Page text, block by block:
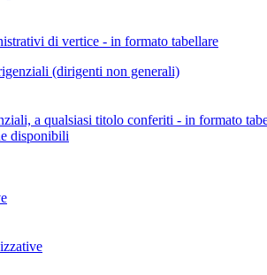
di vertice - in formato tabellare
(dirigenti non generali)
a qualsiasi titolo conferiti - in formato
disponibili